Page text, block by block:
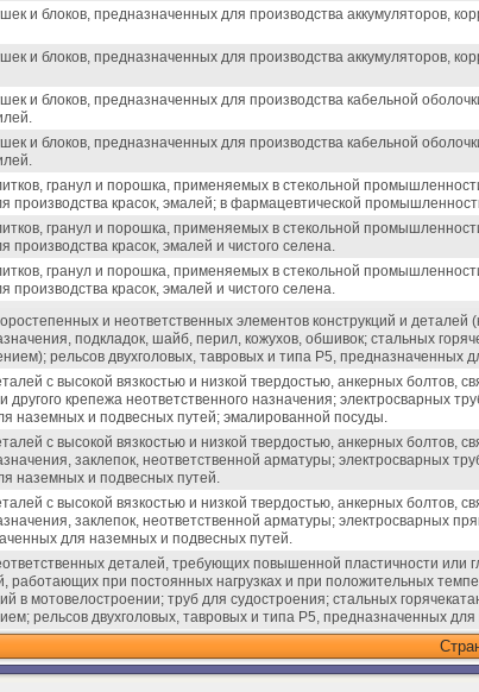
и блоков, предназначенных для производства аккумуляторов,
и блоков, предназначенных для производства аккумуляторов,
и блоков, предназначенных для производства кабельной
и блоков, предназначенных для производства кабельной
гранул и порошка, применяемых в стекольной
производства красок, эмалей; в фармацевтической
гранул и порошка, применяемых в стекольной
красок, эмалей и чистого селена.
гранул и порошка, применяемых в стекольной
красок, эмалей и чистого селена.
и неответственных элементов конструкций и деталей
подкладок, шайб, перил, кожухов, обшивок; стальных
рельсов двухголовых, тавровых и типа Р5, предназначенных
с высокой вязкостью и низкой твердостью, анкерных болтов,
другого крепежа неответственного назначения; электросварных
наземных и подвесных путей; эмалированной посуды.
с высокой вязкостью и низкой твердостью, анкерных болтов,
заклепок, неответственной арматуры; электросварных
наземных и подвесных путей.
с высокой вязкостью и низкой твердостью, анкерных болтов,
заклепок, неответственной арматуры; электросварных
для наземных и подвесных путей.
деталей, требующих повышенной пластичности или
работающих при постоянных нагрузках и при положительных
в мотовелостроении; труб для судостроения; стальных
рельсов двухголовых, тавровых и типа Р5, предназначенных